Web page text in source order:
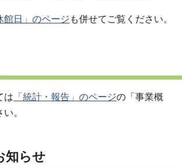
館日」のページ も併せてご覧ください。
は 「統計・報告」のページの「事業概
。
知らせ